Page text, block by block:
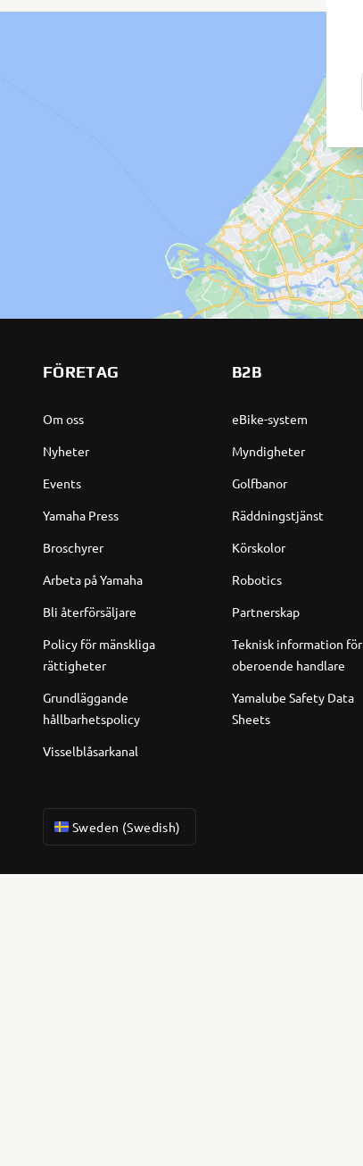
FÖRETAG
Om oss
Nyheter
Events
Yamaha Press
Broschyrer
Arbeta på Yamaha
Bli återförsäljare
Policy för mänskliga
rättigheter
Grundläggande
hållbarhetspolicy
Visselblåsarkanal
B2B
eBike-system
Myndigheter
Golfbanor
Räddningstjänst
Körskolor
Robotics
Partnerskap
Teknisk information för
oberoende handlare
Yamalube Safety Data
Sheets
Sweden (Swedish)